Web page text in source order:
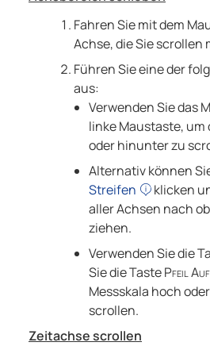
Fahren Sie mit dem
Achse, die Sie scrollen
Führen Sie eine der
aus:
Verwenden Sie das
linke Maustaste, um
oder hinunter zu
Alternativ können
Streifen
klicken
aller Achsen nach
ziehen.
Verwenden Sie die
Sie die TastePfeil Auf
Messskala hoch
scrollen.
Zeitachse scrollen